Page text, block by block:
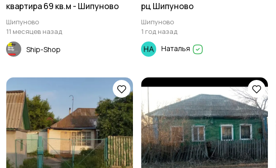
квартира 69 кв.м - Шипуново
Шипуново
11 месяцев назад
Ship-Shop
рц Шипуново
Шипуново
1 год назад
Наталья